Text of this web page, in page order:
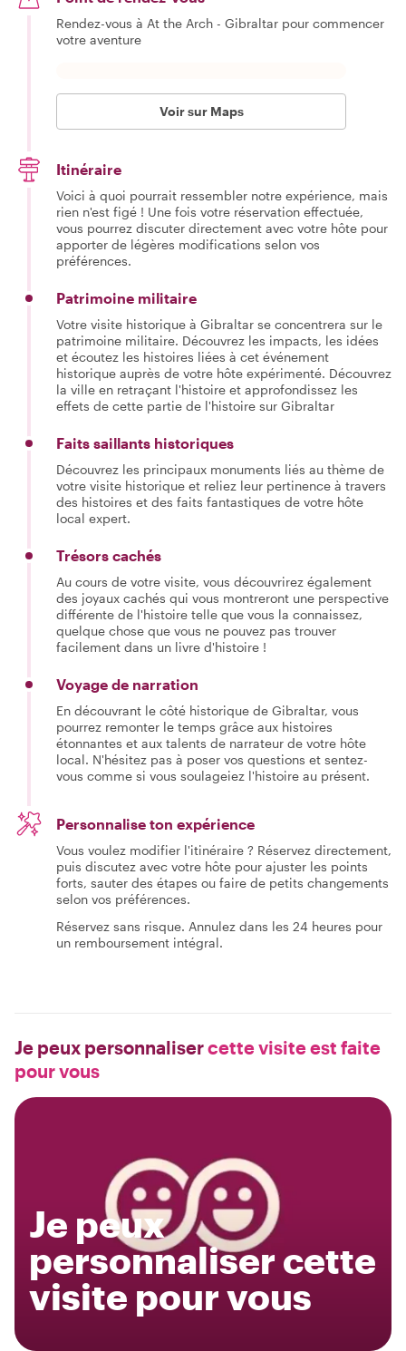
Rendez-vous à At the Arch - Gibraltar pour commencer
votre aventure
Voir sur Maps
Itinéraire
Voici à quoi pourrait ressembler notre expérience, mais
rien n'est figé ! Une fois votre réservation effectuée,
vous pourrez discuter directement avec votre hôte pour
apporter de légères modifications selon vos
préférences.
Patrimoine militaire
Votre visite historique à Gibraltar se concentrera sur le
patrimoine militaire. Découvrez les impacts, les idées
et écoutez les histoires liées à cet événement
historique auprès de votre hôte expérimenté. Découvrez
la ville en retraçant l'histoire et approfondissez les
effets de cette partie de l'histoire sur Gibraltar
Faits saillants historiques
Découvrez les principaux monuments liés au thème de
votre visite historique et reliez leur pertinence à travers
des histoires et des faits fantastiques de votre hôte
local expert.
Trésors cachés
Au cours de votre visite, vous découvrirez également
des joyaux cachés qui vous montreront une perspective
différente de l'histoire telle que vous la connaissez,
quelque chose que vous ne pouvez pas trouver
facilement dans un livre d'histoire !
Voyage de narration
En découvrant le côté historique de Gibraltar, vous
pourrez remonter le temps grâce aux histoires
étonnantes et aux talents de narrateur de votre hôte
local. N'hésitez pas à poser vos questions et sentez-
vous comme si vous soulageiez l'histoire au présent.
Personnalise ton expérience
Vous voulez modifier l'itinéraire ? Réservez directement,
puis discutez avec votre hôte pour ajuster les points
forts, sauter des étapes ou faire de petits changements
selon vos préférences.
Réservez sans risque. Annulez dans les 24 heures pour
un remboursement intégral.
Je peux personnalisercette visite est faite
pour vous
Je peux
personnaliser cette
visite pour vous